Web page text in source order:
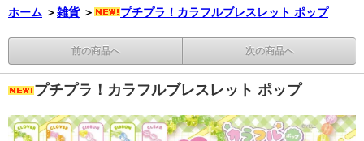
ホーム ＞雑貨 ＞ プチプラ！カラフルブレスレット ポップ
前の商品へ 次の商品へ
プチプラ！カラフルブレスレット ポップ